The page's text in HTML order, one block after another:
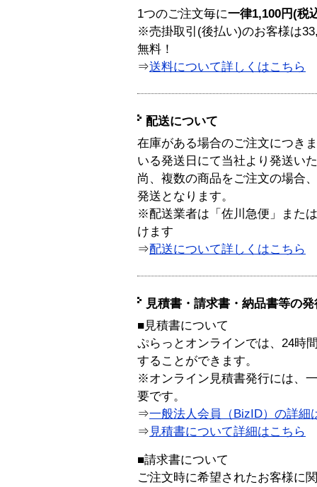
1つのご注文毎に一律1,100円(税
※売掛取引(後払い)のお客様は
無料！
⇒送料について詳しくはこちら
配送について
在庫がある場合のご注文につき
いる発送日にて当社より発送い
尚、複数の商品をご注文の場合
発送となります。
※配送業者は「佐川急便」また
けます
⇒配送について詳しくはこちら
見積書・請求書・納品書等の
■見積書について
ぷらっとオンラインでは、24時
することができます。
※オンライン見積書発行には、
要です。
⇒一般法人会員（BizID）の詳細
⇒ 見積書について詳細はこちら
■請求書について
ご注文時に希望されたお客様に